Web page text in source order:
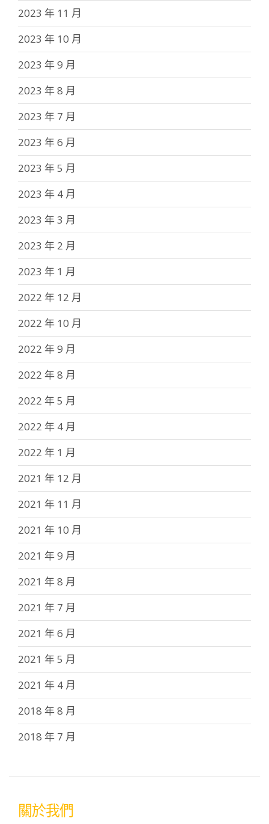
2023 年 11 月
2023 年 10 月
2023 年 9 月
2023 年 8 月
2023 年 7 月
2023 年 6 月
2023 年 5 月
2023 年 4 月
2023 年 3 月
2023 年 2 月
2023 年 1 月
2022 年 12 月
2022 年 10 月
2022 年 9 月
2022 年 8 月
2022 年 5 月
2022 年 4 月
2022 年 1 月
2021 年 12 月
2021 年 11 月
2021 年 10 月
2021 年 9 月
2021 年 8 月
2021 年 7 月
2021 年 6 月
2021 年 5 月
2021 年 4 月
2018 年 8 月
2018 年 7 月
關於我們